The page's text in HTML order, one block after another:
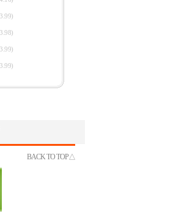
BACK TO TOP△